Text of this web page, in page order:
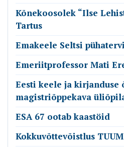
Kõnekoosolek “Ilse
Tartus
Emakeele Seltsi
Emeriitprofessor Mati
Eesti keele ja kirjanduse
magistriõppekava
ESA 67 ootab kaastöid
Kokkuvõttevõistlus TUUM